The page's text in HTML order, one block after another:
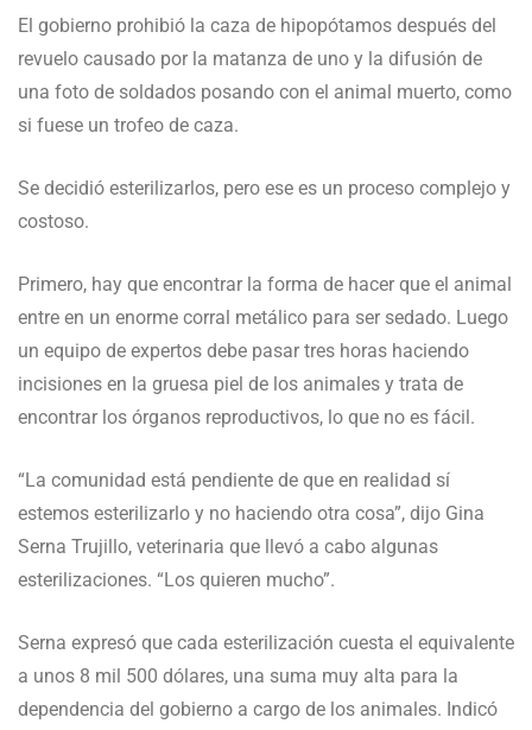
El gobierno prohibió la caza de hipopótamos después del
revuelo causado por la matanza de uno y la difusión de
una foto de soldados posando con el animal muerto, como
si fuese un trofeo de caza.
Se decidió esterilizarlos, pero ese es un proceso complejo y
costoso.
Primero, hay que encontrar la forma de hacer que el animal
entre en un enorme corral metálico para ser sedado. Luego
un equipo de expertos debe pasar tres horas haciendo
incisiones en la gruesa piel de los animales y trata de
encontrar los órganos reproductivos, lo que no es fácil.
“La comunidad está pendiente de que en realidad sí
estemos esterilizarlo y no haciendo otra cosa”, dijo Gina
Serna Trujillo, veterinaria que llevó a cabo algunas
esterilizaciones. “Los quieren mucho”.
Serna expresó que cada esterilización cuesta el equivalente
a unos 8 mil 500 dólares, una suma muy alta para la
dependencia del gobierno a cargo de los animales. Indicó